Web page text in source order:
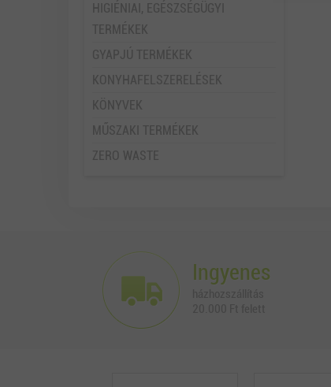
HIGIÉNIAI, EGÉSZSÉGÜGYI
TERMÉKEK
GYAPJÚ TERMÉKEK
KONYHAFELSZERELÉSEK
KÖNYVEK
MŰSZAKI TERMÉKEK
ZERO WASTE
Ingyenes